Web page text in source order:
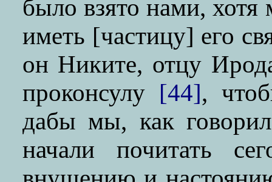
было взято нами, хотя
иметь [частицу] его
он Никите, отцу
проконсулу [44],
дабы мы, как
начали почитать